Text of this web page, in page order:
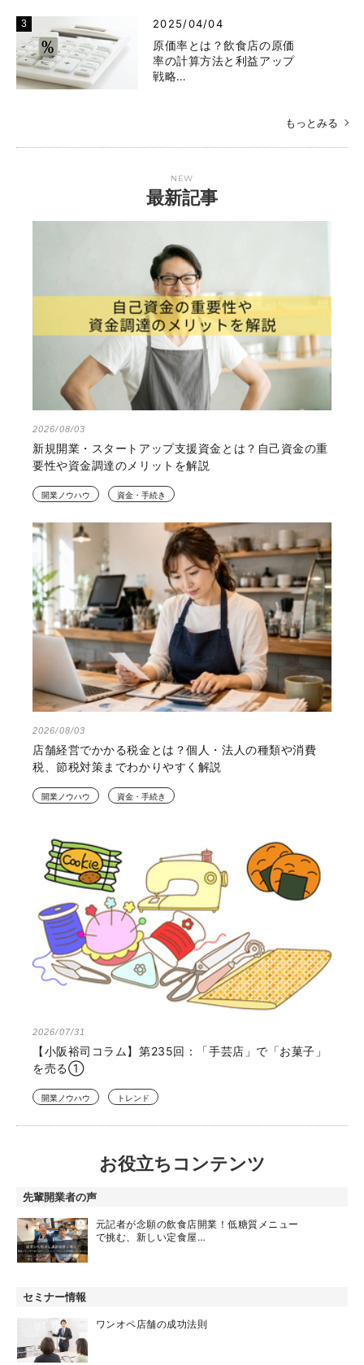
2025/04/04
原価率とは？飲食店の原価
率の計算方法と利益アップ
戦略…
もっとみる
NEW
最新記事
2026/08/03
新規開業・スタートアップ支援資金とは？自己資金の重
要性や資金調達のメリットを解説
開業ノウハウ 資金・手続き
2026/08/03
店舗経営でかかる税金とは？個人・法人の種類や消費
税、節税対策までわかりやすく解説
開業ノウハウ 資金・手続き
2026/07/31
【小阪裕司コラム】第235回：「手芸店」で「お菓子」
を売る①
開業ノウハウ トレンド
お役立ちコンテンツ
先輩開業者の声
元記者が念願の飲食店開業！低糖質メニュー
で挑む、新しい定食屋…
セミナー情報
ワンオペ店舗の成功法則